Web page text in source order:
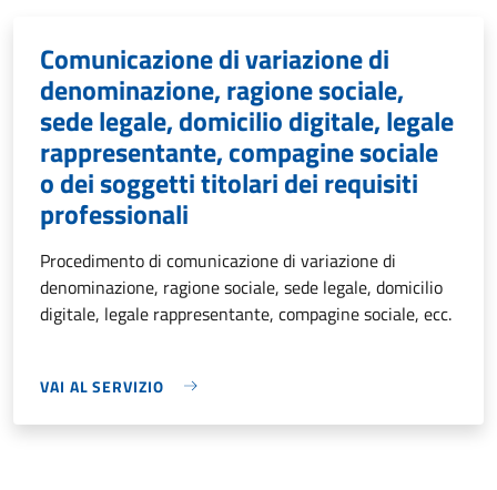
Comunicazione di variazione di
denominazione, ragione sociale,
sede legale, domicilio digitale, legale
rappresentante, compagine sociale
o dei soggetti titolari dei requisiti
professionali
Procedimento di comunicazione di variazione di
denominazione, ragione sociale, sede legale, domicilio
digitale, legale rappresentante, compagine sociale, ecc.
VAI AL SERVIZIO